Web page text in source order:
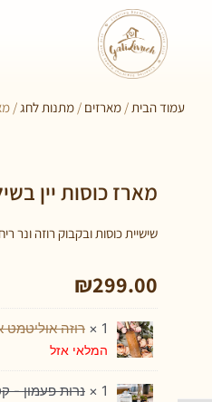
עמוד הבית/ מארזים / מתנות לחג/
מארז כוסות יין
שישיית כוסות ובקבוק רוזה ונר
₪299.00
1 × רוזה
המלאי אזל
1 × נרות פעמון - קטן-גובה-12-